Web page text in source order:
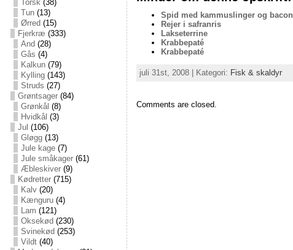
Torsk(38)
Tun(13)
Ørred (15)
Fjerkræ (333)
And (28)
Gås (4)
Kalkun(79)
Kylling(143)
Struds (27)
Grøntsager(84)
Grønkål (8)
Hvidkål (3)
Jul (106)
Gløgg(13)
Jule kage(7)
Jule småkager(61)
Æbleskiver(9)
Kødretter(715)
Kalv(20)
Kænguru(4)
Lam (121)
Oksekød (230)
Svinekød (253)
Vildt(40)
Spid med kammuslinger og bacon
Rejer i safranris
Lakseterrine
Krabbepaté
Krabbepaté
juli 31st, 2008 | Kategori: Fisk & skaldyr
Comments are closed.